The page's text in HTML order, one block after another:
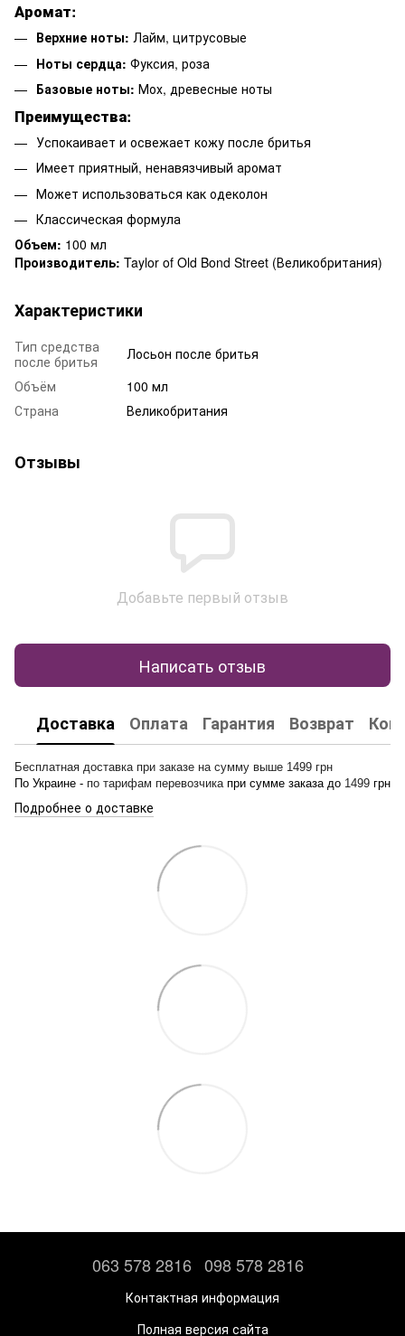
Аромат:
Верхние ноты: Лайм, цитрусовые
Ноты сердца: Фуксия, роза
Базовые ноты: Мох, древесные ноты
Преимущества:
Успокаивает и освежает кожу после бритья
Имеет приятный, ненавязчивый аромат
Может использоваться как одеколон
Классическая формула
Объем: 100 мл
Производитель: Taylor of Old Bond Street (Великобритания)
Характеристики
Тип средства
после бритья
Лосьон после бритья
Объём
100 мл
Страна
Великобритания
Отзывы
Добавьте первый отзыв
Написать отзыв
Доставка Оплата Гарантия Возврат
Бесплатная доставка при заказе на сумму выше 1499 грн
По Украине - по тарифам перевозчика при сумме заказа до 1499 грн
Подробнее о доставке
063 578 2816 098 578 2816
Контактная информация
Полная версия сайта